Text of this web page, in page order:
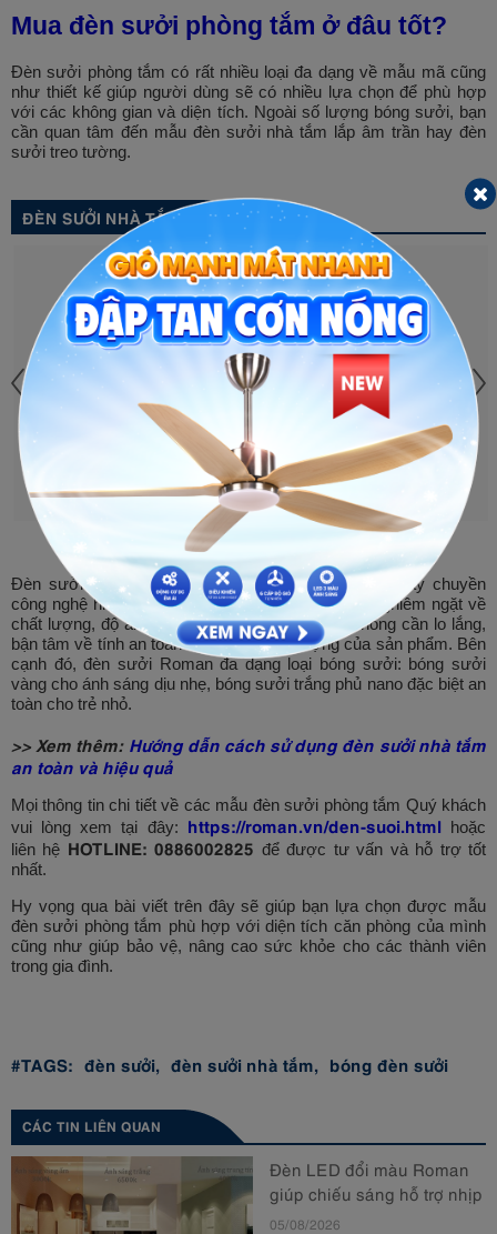
Mua đèn sưởi phòng tắm ở đâu tốt?
Đèn sưởi phòng tắm có rất nhiều loại đa dạng về mẫu mã cũng
như thiết kế giúp người dùng sẽ có nhiều lựa chọn để phù hợp
với các không gian và diện tích. Ngoài số lượng bóng sưởi, bạn
cần quan tâm đến mẫu đèn sưởi nhà tắm lắp âm trần hay đèn
sưởi treo tường.
ĐÈN SƯỞI NHÀ TẮM
ĐÈN SƯỞI NHÀ TẮM 2 BÓNG
PHỦ NANO HHL-G203
715.000 đ
ĐÈN SƯỞI NHÀ TẮM 3 BÓNG
VÀNG HHL-G302
HHL-G302
922.900 đ
Đèn sưởi phòng tắm Roman được sản xuất trên dây chuyền
công nghệ hiện đại, được giám sát và kiểm định nghiêm ngặt về
chất lượng, độ an toàn. Vì thế người dùng sẽ không cần lo lắng,
bận tâm về tính an toàn cũng như chất lượng của sản phẩm. Bên
cạnh đó, đèn sưởi Roman đa dạng loại bóng sưởi: bóng sưởi
vàng cho ánh sáng dịu nhẹ, bóng sưởi trắng phủ nano đặc biệt an
toàn cho trẻ nhỏ.
>> Xem thêm: Hướng dẫn cách sử dụng đèn sưởi nhà tắm
an toàn và hiệu quả
Mọi thông tin chi tiết về các mẫu đèn sưởi phòng tắm Quý khách
vui lòng xem tại đây: https://roman.vn/den-suoi.html hoặc
liên hệ HOTLINE: 0886002825 để được tư vấn và hỗ trợ tốt
nhất.
Hy vọng qua bài viết trên đây sẽ giúp bạn lựa chọn được mẫu
đèn sưởi phòng tắm phù hợp với diện tích căn phòng của mình
cũng như giúp bảo vệ, nâng cao sức khỏe cho các thành viên
trong gia đình.
#TAGS: đèn sưởi, đèn sưởi nhà tắm, bóng đèn sưởi
CÁC TIN LIÊN QUAN
Đèn LED đổi màu Roman
giúp chiếu sáng hỗ trợ nhịp
sinh học
05/08/2026